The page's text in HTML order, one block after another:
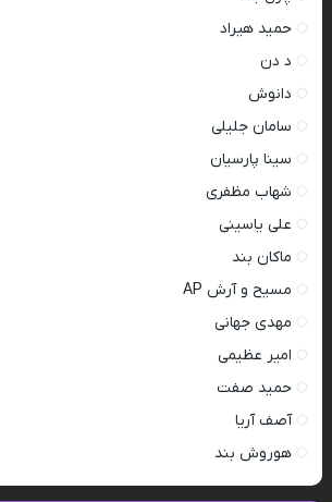
حمید هیراد
د دن
دانوش
سامان جلیلی
سینا پارسیان
شهاب مظفری
علی یاسینی
ماکان بند
مسیح و آرش AP
مهدی جهانی
امیر عظیمی
حمید صفت
آصف آریا
هوروش بند